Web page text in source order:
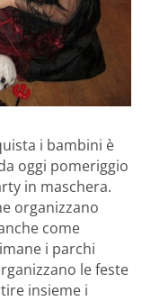
i bambini è
oggi pomeriggio
in maschera.
organizzano
come
i parchi
le feste
insieme i